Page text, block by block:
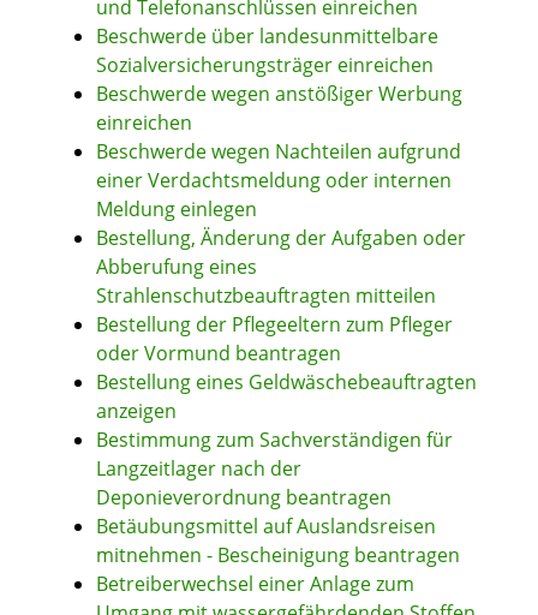
und Telefonanschlüssen einreichen
Beschwerde über landesunmittelbare
Sozialversicherungsträger einreichen
Beschwerde wegen anstößiger Werbung
einreichen
Beschwerde wegen Nachteilen aufgrund
einer Verdachtsmeldung oder internen
Meldung einlegen
Bestellung, Änderung der Aufgaben oder
Abberufung eines
Strahlenschutzbeauftragten mitteilen
Bestellung der Pflegeeltern zum Pfleger
oder Vormund beantragen
Bestellung eines Geldwäschebeauftragten
anzeigen
Bestimmung zum Sachverständigen für
Langzeitlager nach der
Deponieverordnung beantragen
Betäubungsmittel auf Auslandsreisen
mitnehmen - Bescheinigung beantragen
Betreiberwechsel einer Anlage zum